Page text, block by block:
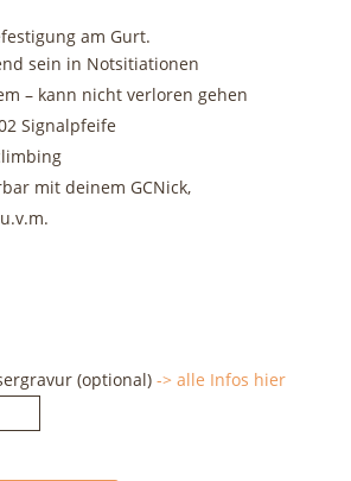
am Gurt.
sein in Notsitiationen
– kann nicht verloren gehen
Signalpfeife
mit deinem GCNick,
(optional)-> alle Infos hier